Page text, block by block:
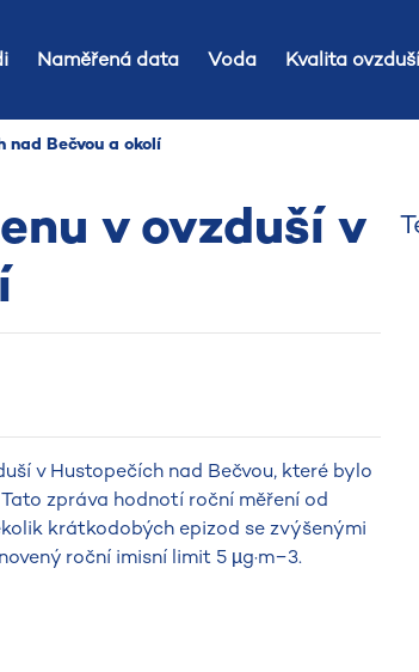
Naměřená data Voda Kvalita ovzduší
nad Bečvou a okolí
v ovzduší v
v Hustopečích nad Bečvou, které bylo
zpráva hodnotí roční měření od
krátkodobých epizod se zvýšenými
roční imisní limit 5 µg·m−3.